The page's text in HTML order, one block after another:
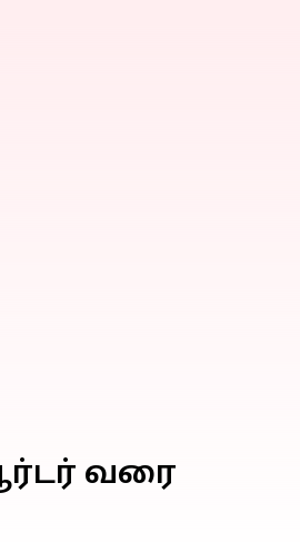
வரை